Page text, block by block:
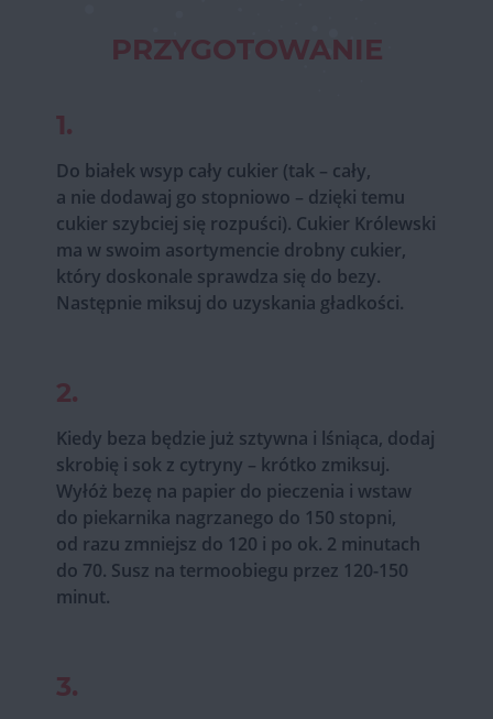
PRZYGOTOWANIE
1.
Do białek wsyp cały cukier (tak – cały,
a nie dodawaj go stopniowo – dzięki temu
cukier szybciej się rozpuści). Cukier Królewski
ma w swoim asortymencie drobny cukier,
który doskonale sprawdza się do bezy.
Następnie miksuj do uzyskania gładkości.
2.
Kiedy beza będzie już sztywna i lśniąca, dodaj
skrobię i sok z cytryny – krótko zmiksuj.
Wyłóż bezę na papier do pieczenia i wstaw
do piekarnika nagrzanego do 150 stopni,
od razu zmniejsz do 120 i po ok. 2 minutach
do 70. Susz na termoobiegu przez 120-150
minut.
3.